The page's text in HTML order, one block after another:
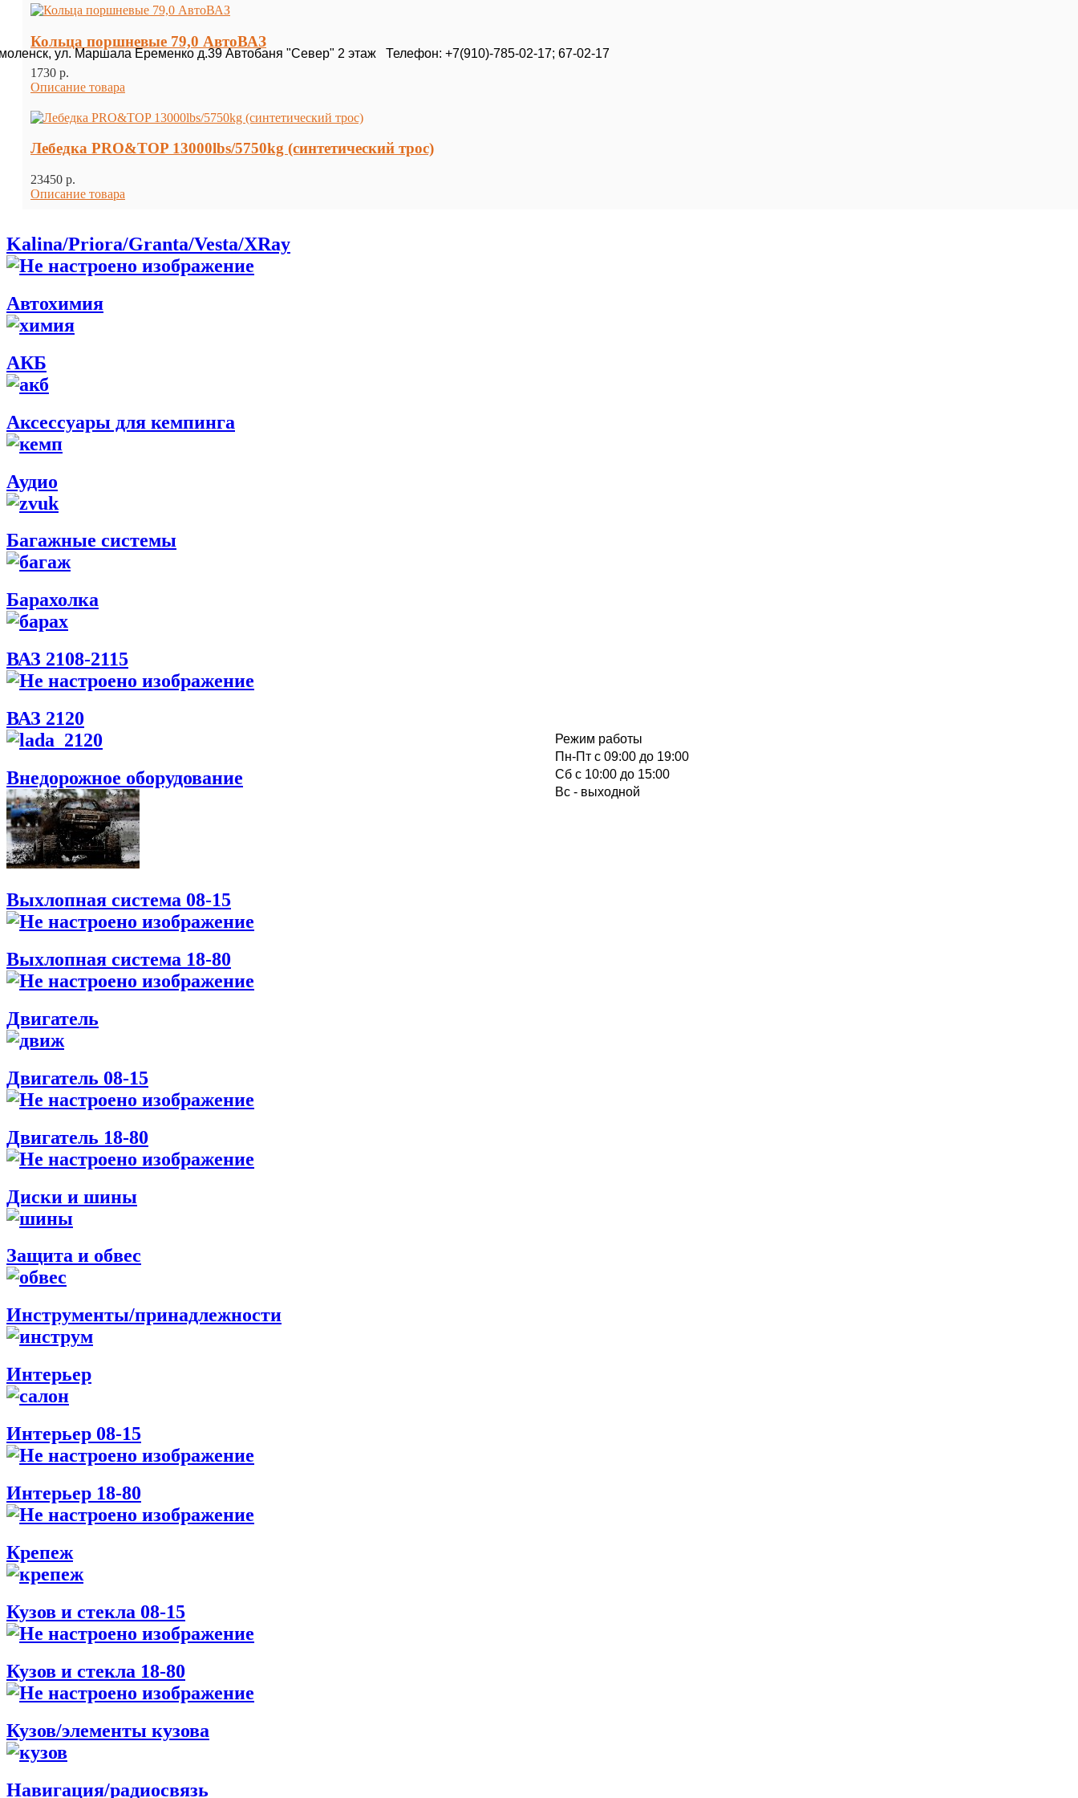
Режим работы
Пн-Пт с 09:00 до 19:00
Cб с 10:00 до 15:00
Вс - выходной
ул. Маршала Еременко д.39 Автобаня "Север" 2 этаж Телефон: +7(910)-785-02-17; 67-02-17
Кольца поршневые 79,0 АвтоВАЗ
1730 p.
Описание товара
Лебедка PRO&TOP 13000lbs/5750kg (синтетический трос)
23450 p.
Описание товара
Kalina/Priora/Granta/Vesta/XRay
Автохимия
АКБ
Аксессуары для кемпинга
Аудио
Багажные системы
Барахолка
ВАЗ 2108-2115
ВАЗ 2120
Внедорожное оборудование
Выхлопная система 08-15
Выхлопная система 18-80
Двигатель
Двигатель 08-15
Двигатель 18-80
Диски и шины
Защита и обвес
Инструменты/принадлежности
Интерьер
Интерьер 08-15
Интерьер 18-80
Крепеж
Кузов и стекла 08-15
Кузов и стекла 18-80
Кузов/элементы кузова
Навигация/радиосвязь